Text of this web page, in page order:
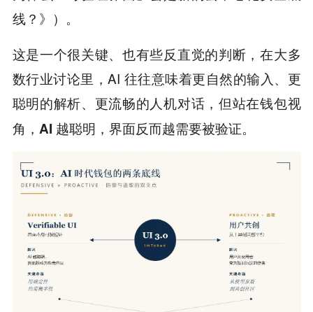
线？》）。
这是一个很关键、也有些反直觉的判断，在大多
数行业讨论里，AI 往往意味着更自然的输入、更
聪明的解析、更流畅的人机对话，但站在钱包视
角，AI 越聪明，界面反而越需要被验证。